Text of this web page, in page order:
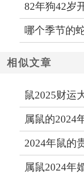
人未来十年
82年狗42岁
年运势走向
哪个季节的
的蛇最好命
相似文章
鼠2025财运
运势如何
属鼠的2024
今年财富运
2024年鼠的
贵人生肖
属鼠2024年